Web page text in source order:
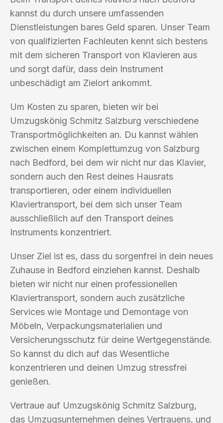
kannst du durch unsere umfassenden
Dienstleistungen bares Geld sparen. Unser Team
von qualifizierten Fachleuten kennt sich bestens
mit dem sicheren Transport von Klavieren aus
und sorgt dafür, dass dein Instrument
unbeschädigt am Zielort ankommt.
Um Kosten zu sparen, bieten wir bei
Umzugskönig Schmitz Salzburg verschiedene
Transportmöglichkeiten an. Du kannst wählen
zwischen einem Komplettumzug von Salzburg
nach Bedford, bei dem wir nicht nur das Klavier,
sondern auch den Rest deines Hausrats
transportieren, oder einem individuellen
Klaviertransport, bei dem sich unser Team
ausschließlich auf den Transport deines
Instruments konzentriert.
Unser Ziel ist es, dass du sorgenfrei in dein neues
Zuhause in Bedford einziehen kannst. Deshalb
bieten wir nicht nur einen professionellen
Klaviertransport, sondern auch zusätzliche
Services wie Montage und Demontage von
Möbeln, Verpackungsmaterialien und
Versicherungsschutz für deine Wertgegenstände.
So kannst du dich auf das Wesentliche
konzentrieren und deinen Umzug stressfrei
genießen.
Vertraue auf Umzugskönig Schmitz Salzburg,
das Umzugsunternehmen deines Vertrauens, und